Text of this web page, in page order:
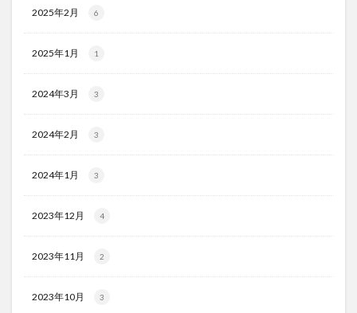
2025年2月 6
2025年1月 1
2024年3月 3
2024年2月 3
2024年1月 3
2023年12月 4
2023年11月 2
2023年10月 3